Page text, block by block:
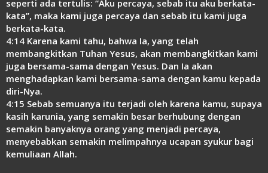
seperti ada tertulis: “Aku percaya, sebab itu aku berkata-
kata”, maka kami juga percaya dan sebab itu kami juga
berkata-kata.
4:14 Karena kami tahu, bahwa Ia, yang telah
membangkitkan Tuhan Yesus, akan membangkitkan kami
juga bersama-sama dengan Yesus. Dan Ia akan
menghadapkan kami bersama-sama dengan kamu kepada
diri-Nya.
4:15 Sebab semuanya itu terjadi oleh karena kamu, supaya
kasih karunia, yang semakin besar berhubung dengan
semakin banyaknya orang yang menjadi percaya,
menyebabkan semakin melimpahnya ucapan syukur bagi
kemuliaan Allah.